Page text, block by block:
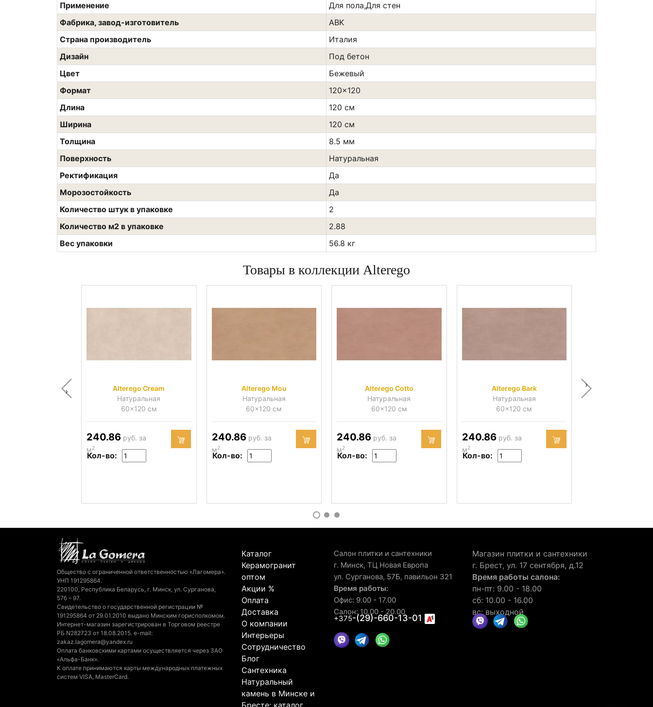
Применение
Для пола,Для стен
Фабрика, завод-изготовитель
ABK
Страна производитель
Италия
Дизайн
Под бетон
Цвет
Бежевый
Формат
120x120
Длина
120 см
Ширина
120 см
Толщина
8.5 мм
Поверхность
Натуральная
Ректификация
Да
Морозостойкость
Да
Количество штук в упаковке
2
Количество м2 в упаковке
2.88
Вес упаковки
56.8 кг
Товары в коллекции Alterego
Alterego Cream
Натуральная
60x120 см
240.86 руб. за
м2
Кол-во:
Alterego Mou
Натуральная
60x120 см
240.86руб. за
м2
Кол-во:
Alterego Cotto
Натуральная
60x120 см
240.86 руб. за
м2
Кол-во:
Alterego Bark
Натуральная
60x120 см
240.86руб. за
м2
Кол-во:
‹
›
Общество с ограниченной ответственностью «Лагомера».
УНП 191295864.
220100, Республика Беларусь, г. Минск, ул. Сурганова,
57б – 97.
Свидетельство о государственной регистрации №
191295864 от 29.01.2010 выдано Минским горисполкомом.
Интернет-магазин зарегистрирован в Торговом реестре
РБ N282723 от 18.08.2015. e-mail:
zakaz.lagomera@yandex.ru
Оплата банковскими картами осуществляется через ЗАО
«Альфа-Банк».
К оплате принимаются карты международных платежных
систем VISA, MasterCard.
Каталог
Керамогранит
оптом
Акции %
Оплата
Доставка
О компании
Интерьеры
Сотрудничество
Блог
Сантехника
Натуральный
камень в Минске и
Салон плитки и сантехники
г. Минск, ТЦ Новая Европа
ул. Сурганова, 57Б, павильон 321
Время работы:
Офис: 9.00 - 17.00
Салон: 10.00 - 20.00
+375-(29)-660-13-01
Магазин плитки и сантехники
г. Брест, ул. 17 сентября, д.12
Время работы салона:
пн-пт: 9.00 - 18.00
сб: 10.00 - 16.00
вс: выходной